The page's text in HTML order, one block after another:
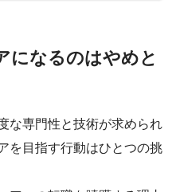
になるのはやめと
な専門性と技術が求められ
を目指す行動はひとつの挑